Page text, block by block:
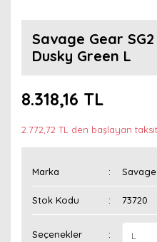
Savage Gear
Dusky Green L
8.318,16 TL
2.772,72 TL den başlayan
Marka
Stok Kodu 73720
Seçenekler